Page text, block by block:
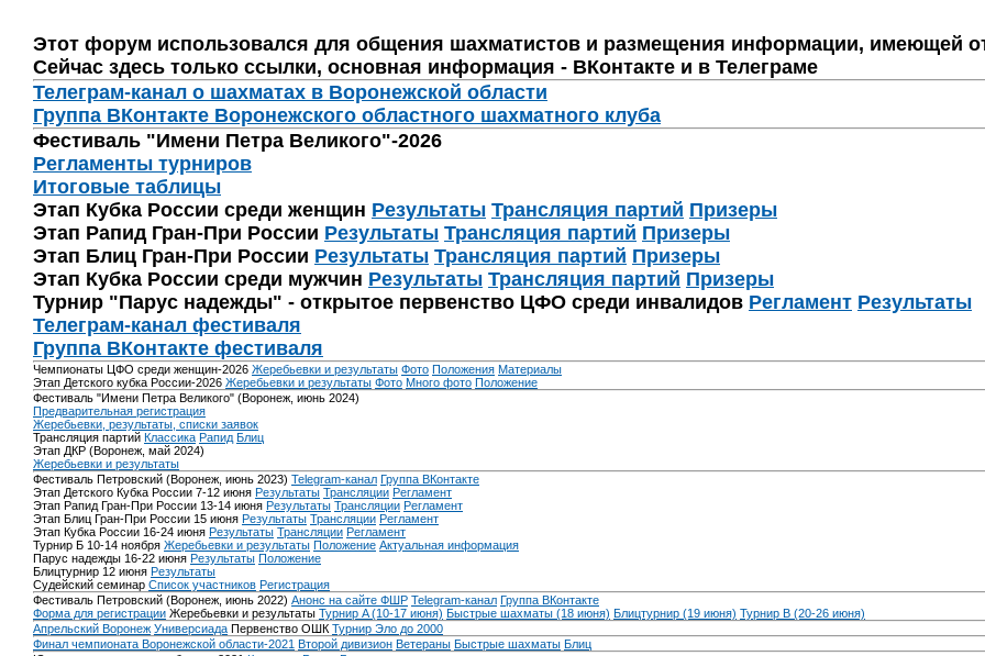
Этот форум использовался для общения шахматистов и размещения информации, имеющей
Сейчас здесь только ссылки, основная информация - ВКонтакте и в Телеграме
Телеграм-канал о шахматах в Воронежской области
Группа ВКонтакте Воронежского областного шахматного клуба
Фестиваль "Имени Петра Великого"-2026
Регламенты турниров
Итоговые таблицы
Этап Кубка России среди женщин Результаты Трансляция партий Призеры
Этап Рапид Гран-При России Результаты Трансляция партий Призеры
Этап Блиц Гран-При России Результаты Трансляция партий Призеры
Этап Кубка России среди мужчин Результаты Трансляция партий Призеры
Турнир "Парус надежды" - открытое первенство ЦФО среди инвалидов Регламент Результаты
Телеграм-канал фестиваля
Группа ВКонтакте фестиваля
Чемпионаты ЦФО среди женщин-2026 Жеребьевки и результаты Фото Положения Материалы
Этап Детского кубка России-2026 Жеребьевки и результаты Фото Много фото Положение
Фестиваль "Имени Петра Великого" (Воронеж, июнь 2024)
Предварительная регистрация
Жеребьевки, результаты, списки заявок
Трансляция партий Классика Рапид Блиц
Этап ДКР (Воронеж, май 2024)
Жеребьевки и результаты
Фестиваль Петровский (Воронеж, июнь 2023) Telegram-канал Группа ВКонтакте
Этап Детского Кубка России 7-12 июня Результаты Трансляции Регламент
Этап Рапид Гран-При России 13-14 июня Результаты Трансляции Регламент
Этап Блиц Гран-При России 15 июня Результаты Трансляции Регламент
Этап Кубка России 16-24 июня Результаты Трансляции Регламент
Турнир Б 10-14 ноября Жеребьевки и результаты Положение Актуальная информация
Парус надежды 16-22 июня Результаты Положение
Блицтурнир 12 июня Результаты
Судейский семинар Список участников Регистрация
Фестиваль Петровский (Воронеж, июнь 2022) Анонс на сайте ФШР Telegram-канал Группа ВКонтакте
Форма для регистрации Жеребьевки и результаты Турнир A (10-17 июня) Быстрые шахматы (18 июня) Блицтурнир (19 июня) Турнир B (20-26 июня)
Апрельский Воронеж Универсиада Первенство ОШК Турнир Эло до 2000
Финал чемпионата Воронежской области-2021 Второй дивизион Ветераны Быстрые шахматы Блиц